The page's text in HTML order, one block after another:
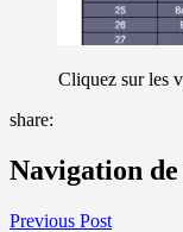
Cliquez sur les
share:
Navigation
Previous Post